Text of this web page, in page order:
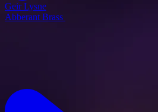
Geir Lysne
Abberant Brass